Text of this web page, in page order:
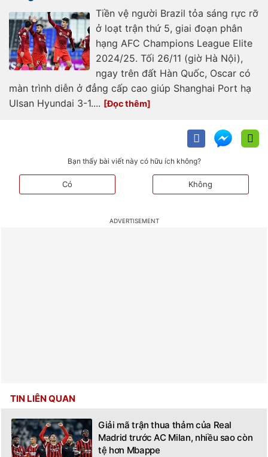
Tiền vệ người Brazil tỏa sáng rực rỡ
ở loạt trận thứ 5, giai đoạn phân
hạng AFC Champions League Elite
2024/25. Tối 26/11 (giờ Hà Nội),
ngay trên đất Hàn Quốc, Oscar có
màn trình diễn ở đẳng cấp cao giúp Shanghai Port hạ
Ulsan Hyundai 3-1....
Bạn thấy bài viết này có hữu ích không?
Có Không
TIN LIÊN QUAN
Giải mã trận thua thảm của Real
Madrid trước AC Milan, nhiều sao còn
tệ hơn Mbappe